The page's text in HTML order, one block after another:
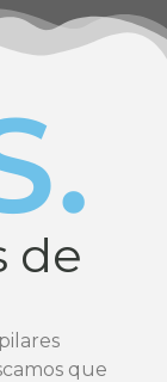
de
que